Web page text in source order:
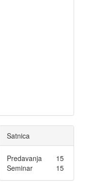
Satnica
Predavanja
15
Seminar
15